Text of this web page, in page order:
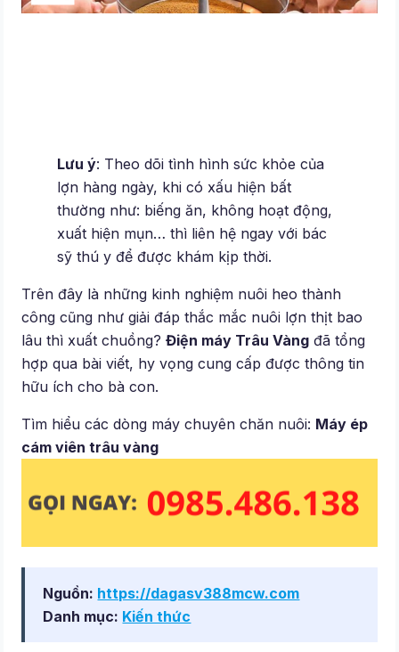
Lưu ý: Theo dõi tình hình sức khỏe của
lợn hàng ngày, khi có xấu hiện bất
thường như: biếng ăn, không hoạt động,
xuất hiện mụn… thì liên hệ ngay với bác
sỹ thú y để được khám kịp thời.
Trên đây là những kinh nghiệm nuôi heo thành
công cũng như giải đáp thắc mắc nuôi lợn thịt bao
lâu thì xuất chuồng?Điện máy Trâu Vàng đã tổng
hợp qua bài viết, hy vọng cung cấp được thông tin
hữu ích cho bà con.
Tìm hiểu các dòng máy chuyên chăn nuôi: Máy ép
cám viên trâu vàng
Nguồn: https://dagasv388mcw.com
Danh mục: Kiến thức